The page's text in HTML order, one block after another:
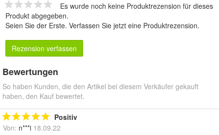
Es wurde noch keine Produktrezension für dieses
Produkt abgegeben.
Seien Sie der Erste. Verfassen Sie jetzt eine Produktrezension.
Rezension verfassen
Bewertungen
So haben Kunden, die den Artikel bei diesem Verkäufer gekauft
haben, den Kauf bewertet.
Positiv
Von: n***i 18.09.22